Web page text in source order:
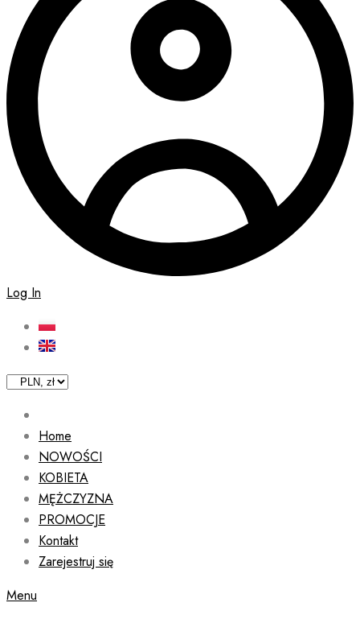
Log In
Home
NOWOŚCI
KOBIETA
MĘŻCZYZNA
PROMOCJE
Kontakt
Zarejestruj się
Menu